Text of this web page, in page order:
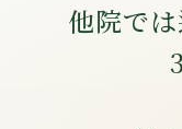
他院では